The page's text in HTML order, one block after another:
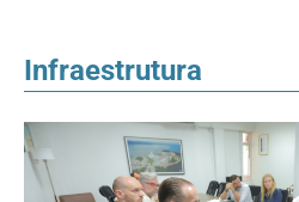
Infraestrutura